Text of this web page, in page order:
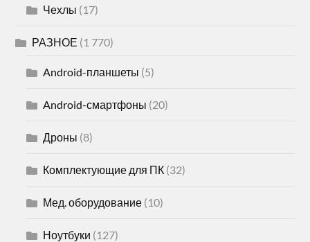
Чехлы (17)
РАЗНОЕ (1 770)
Android-планшеты (5)
Android-смартфоны (20)
Дроны (8)
Комплектующие для ПК (32)
Мед. оборудование (10)
Ноутбуки (127)